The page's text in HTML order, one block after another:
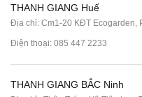
THANH GIANG Huế
Địa chỉ: Cm1-20 KĐT Ecogarden,
Điện thoại: 085 447 2233
THANH GIANG BẮC Ninh